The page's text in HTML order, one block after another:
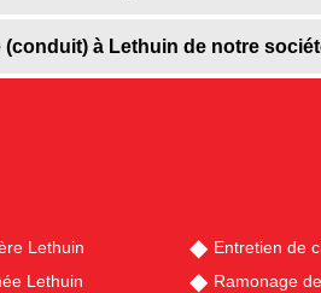
(conduit) à Lethuin de notre
Lethuin
Lethuin
Entretien de
Ramonage